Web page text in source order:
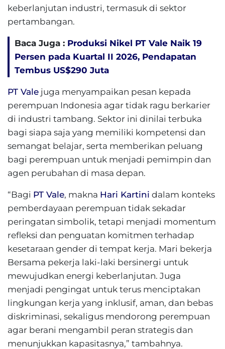
keberlanjutan industri, termasuk di sektor
pertambangan.
Baca Juga : Produksi Nikel PT Vale Naik 19
Persen pada Kuartal II 2026, Pendapatan
Tembus US$290 Juta
PT Vale juga menyampaikan pesan kepada
perempuan Indonesia agar tidak ragu berkarier
di industri tambang. Sektor ini dinilai terbuka
bagi siapa saja yang memiliki kompetensi dan
semangat belajar, serta memberikan peluang
bagi perempuan untuk menjadi pemimpin dan
agen perubahan di masa depan.
“Bagi PT Vale, makna Hari Kartini dalam konteks
pemberdayaan perempuan tidak sekadar
peringatan simbolik, tetapi menjadi momentum
refleksi dan penguatan komitmen terhadap
kesetaraan gender di tempat kerja. Mari bekerja
Bersama pekerja laki-laki bersinergi untuk
mewujudkan energi keberlanjutan. Juga
menjadi pengingat untuk terus menciptakan
lingkungan kerja yang inklusif, aman, dan bebas
diskriminasi, sekaligus mendorong perempuan
agar berani mengambil peran strategis dan
menunjukkan kapasitasnya,” tambahnya.